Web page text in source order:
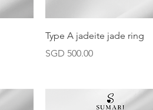
快速瀏覽
Type A jadeite jade ring
價格
SGD 500.00